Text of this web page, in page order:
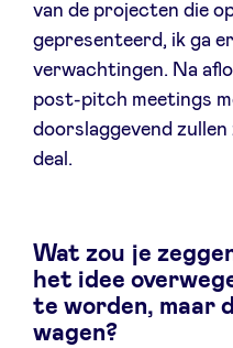
van de projecten die
gepresenteerd, ik ga
verwachtingen. Na
post-pitch meetings
doorslaggevend
deal.
Wat zou je
het idee
te worden, maar
wagen?